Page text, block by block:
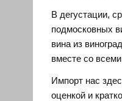
В дегустации,
подмосковных
вина из
вместе со
Импорт нас
оценкой и